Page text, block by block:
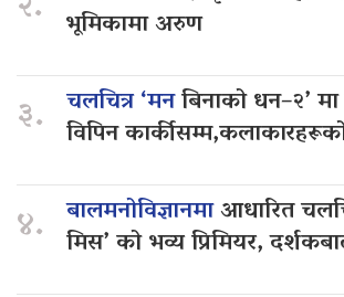
भूमिकामा अरुण
३. चलचित्र ‘मनबिनाको धन–२’
विपिन
४. बालमनोविज्ञानमाआधारित
मिस’ को भव्य प्रिमियर,